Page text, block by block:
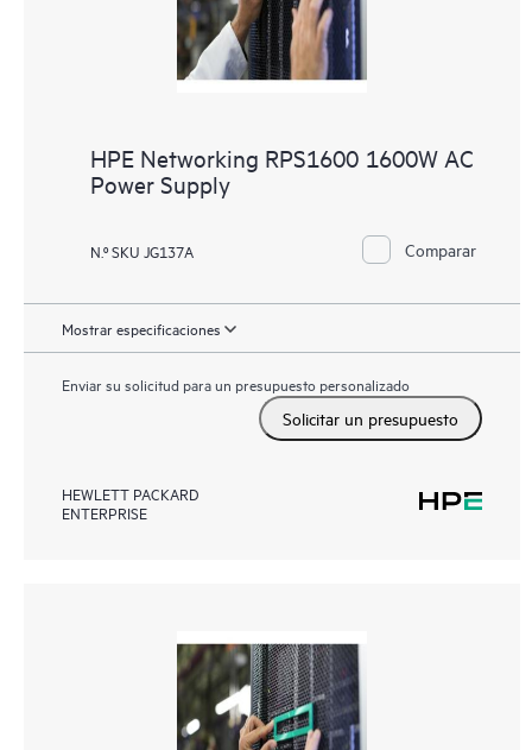
HPE Networking RPS1600 1600W AC
Power Supply
N.º SKU JG137A Comparar
Mostrar especificaciones
Enviar su solicitud para un presupuesto personalizado
Solicitar un presupuesto
HEWLETT PACKARD
ENTERPRISE